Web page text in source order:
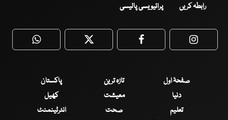
رابطہ کریں پرائیویسی پالیسی
WhatsApp Twitter Facebook
صفحۂ اول تازہ ترین
پاکستان
دنیا
معیشت
کھیل
تعلیم
صحت
انٹرٹینمنٹ